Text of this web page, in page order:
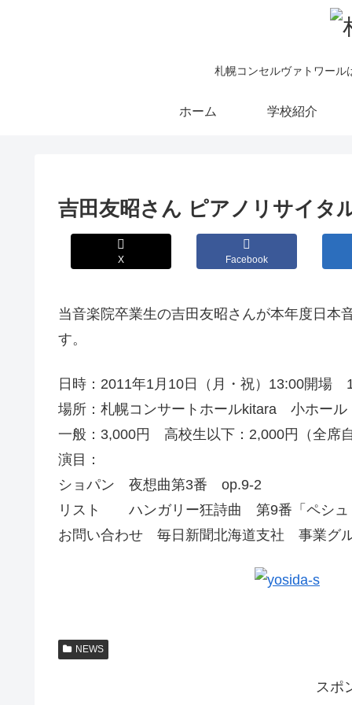
札幌コンセルヴァトワール
ホーム 学校紹介
吉田友昭さん ピアノリサイタ
X Facebook
当音楽院卒業生の吉田友昭さんが本年度日本
す。
日時：2011年1月10日（月・祝）13:00開場
場所：札幌コンサートホールkitara 小ホール
一般：3,000円 高校生以下：2,000円（全席自
演目：
ショパン 夜想曲第3番 op.9-2
リスト ハンガリー狂詩曲 第9番「ペシュ
お問い合わせ 毎日新聞北海道支社 事業グ
NEWS
スポ